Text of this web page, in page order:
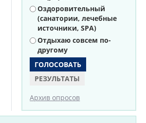
Оздоровительный
(санатории, лечебные
источники, SPA)
Отдыхаю совсем по-
другому
РЕЗУЛЬТАТЫ
Архив опросов